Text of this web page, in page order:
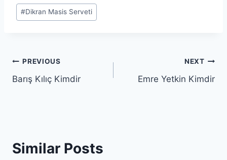
Post
Tags:
#Dikran Masis Serveti
Post
navigation
PREVIOUS
Barış Kılıç Kimdir
NEXT
Emre Yetkin Kimdir
Similar Posts